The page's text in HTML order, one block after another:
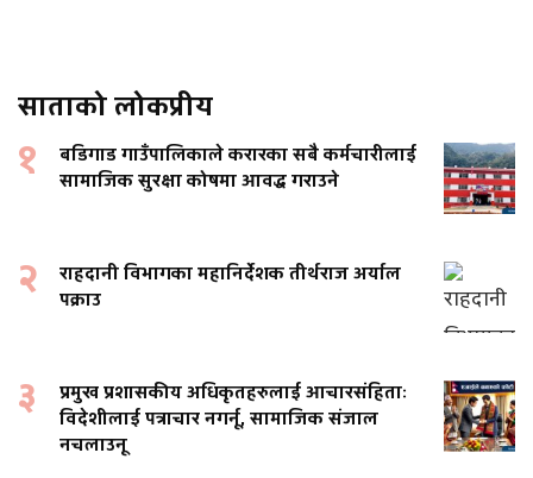
साताको लोकप्रीय
१
बडिगाड गाउँपालिकाले करारका सबै कर्मचारीलाई
सामाजिक सुरक्षा कोषमा आवद्ध गराउने
२
राहदानी विभागका महानिर्देशक तीर्थराज अर्याल
पक्राउ
३
प्रमुख प्रशासकीय अधिकृतहरुलाई आचारसंहिताः
विदेशीलाई पत्राचार नगर्नू, सामाजिक संजाल
नचलाउनू